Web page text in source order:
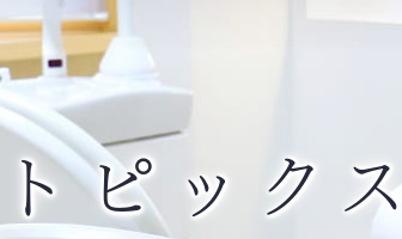
トピック